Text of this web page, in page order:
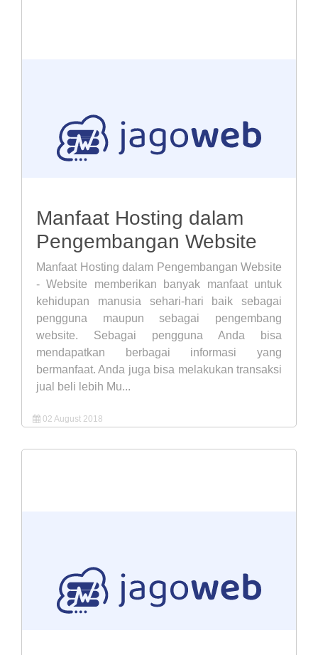
Manfaat Hosting dalam
Pengembangan Website
Manfaat Hosting dalam Pengembangan Website
- Website memberikan banyak manfaat untuk
kehidupan manusia sehari-hari baik sebagai
pengguna maupun sebagai pengembang
website. Sebagai pengguna Anda bisa
mendapatkan berbagai informasi yang
bermanfaat. Anda juga bisa melakukan transaksi
jual beli lebih Mu...
02 August 2018